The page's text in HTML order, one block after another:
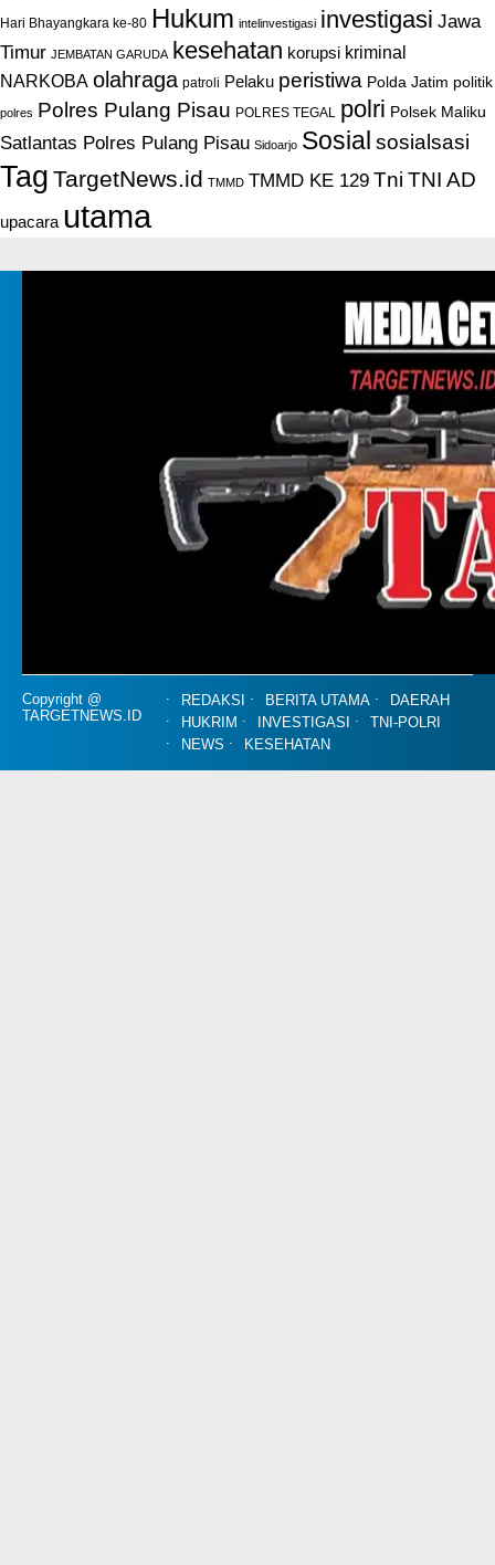
Hari Bhayangkara ke-80 Hukum intelinvestigasi investigasi Jawa
Timur JEMBATAN GARUDA kesehatan korupsi kriminal
NARKOBA olahraga patroli Pelaku peristiwa Polda Jatim politik
polres Polres Pulang Pisau POLRES TEGAL polri Polsek Maliku
Satlantas Polres Pulang Pisau Sidoarjo Sosial sosialsasi
Tag TargetNews.id TMMD TMMD KE 129 Tni TNI AD
upacara utama
Copyright @
TARGETNEWS.ID
REDAKSI BERITA UTAMA
DAERAH
HUKRIM
INVESTIGASI
TNI-POLRI
NEWS
KESEHATAN